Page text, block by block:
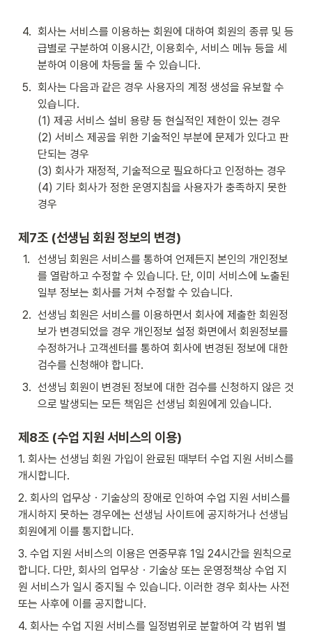
4. 회사는 서비스를 이용하는 회원에 대하여 회원의 종류 및 등
급별로 구분하여 이용시간, 이용회수, 서비스 메뉴 등을 세
분하여 이용에 차등을 둘 수 있습니다.
5. 회사는 다음과 같은 경우 사용자의 계정 생성을 유보할 수
있습니다.
(1) 제공 서비스 설비 용량 등 현실적인 제한이 있는 경우
(2) 서비스 제공을 위한 기술적인 부분에 문제가 있다고 판
단되는 경우
(3) 회사가 재정적, 기술적으로 필요하다고 인정하는 경우
(4) 기타 회사가 정한 운영지침을 사용자가 충족하지 못한
경우
제7조 (선생님 회원 정보의 변경)
1.
선생님 회원은 서비스를 통하여 언제든지 본인의 개인정보
를 열람하고 수정할 수 있습니다. 단, 이미 서비스에 노출된
일부 정보는 회사를 거쳐 수정할 수 있습니다.
2. 선생님 회원은 서비스를 이용하면서 회사에 제출한 회원정
보가 변경되었을 경우 개인정보 설정 화면에서 회원정보를
수정하거나 고객센터를 통하여 회사에 변경된 정보에 대한
검수를 신청해야 합니다.
3. 선생님 회원이 변경된 정보에 대한 검수를 신청하지 않은 것
으로 발생되는 모든 책임은 선생님 회원에게 있습니다.
제8조 (수업 지원 서비스의 이용)
1. 회사는 선생님 회원 가입이 완료된 때부터 수업 지원 서비스를
개시합니다.
2. 회사의 업무상ㆍ기술상의 장애로 인하여 수업 지원 서비스를
개시하지 못하는 경우에는 선생님 사이트에 공지하거나 선생님
회원에게 이를 통지합니다.
3. 수업 지원 서비스의 이용은 연중무휴 1일 24시간을 원칙으로
합니다. 다만, 회사의 업무상ㆍ기술상 또는 운영정책상 수업 지
원 서비스가 일시 중지될 수 있습니다. 이러한 경우 회사는 사전
또는 사후에 이를 공지합니다.
4. 회사는 수업 지원 서비스를 일정범위로 분할하여 각 범위 별